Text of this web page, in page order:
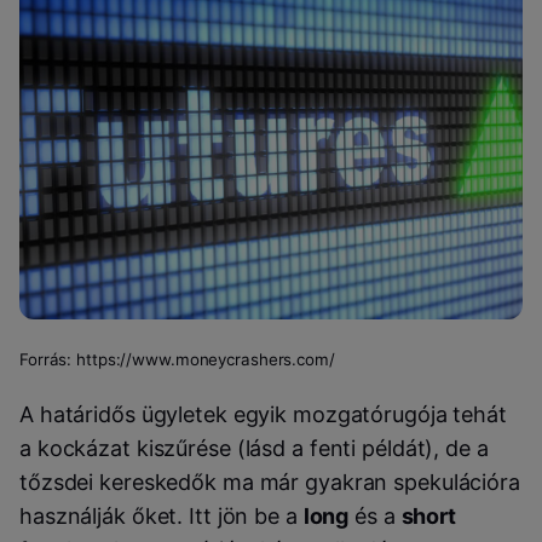
Forrás: https://www.moneycrashers.com/
A határidős ügyletek egyik mozgatórugója tehát
a kockázat kiszűrése (lásd a fenti példát), de a
tőzsdei kereskedők ma már gyakran spekulációra
használják őket. Itt jön be a long és a short